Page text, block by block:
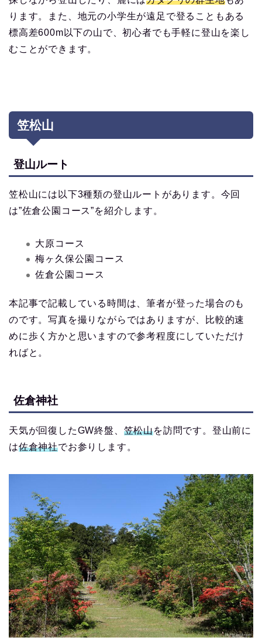
ります。また、地元の小学生が遠足で登ることもある
標高差600m以下の山で、初心者でも手軽に登山を楽し
むことができます。
笠松山
登山ルート
笠松山には以下3種類の登山ルートがあります。今回
は”佐倉公園コース”を紹介します。
大原コース
梅ヶ久保公園コース
佐倉公園コース
本記事で記載している時間は、筆者が登った場合のも
のです。写真を撮りながらではありますが、比較的速
めに歩く方かと思いますので参考程度にしていただけ
ればと。
佐倉神社
天気が回復したGW終盤、 笠松山を訪問です。登山前に
は佐倉神社でお参りします。